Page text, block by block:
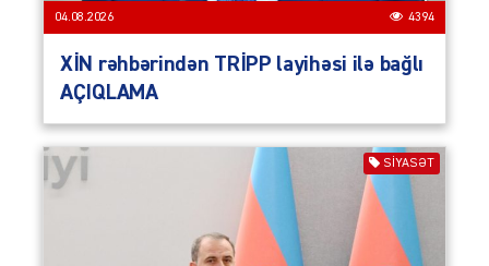
04.08.2026 4394
XİN rəhbərindən TRİPP layihəsi ilə bağlı
AÇIQLAMA
SIYASƏT